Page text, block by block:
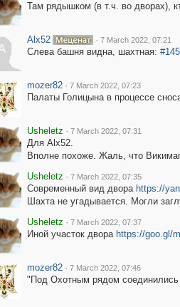
Там рядышком (в т.ч. во дворах),
Alx52 · 7 March 2022, 07:21
Слева башня видна, шахтная:
mozer82 · 7 March 2022, 07:23
Палаты Голицына в процессе
Usheletz · 7 March 2022, 07:31
Для Alx52.
Вполне похоже. Жаль, что
Usheletz · 7 March 2022, 07:35
Современный вид двора https://
Шахта не угадывается. Могли
Usheletz · 7 March 2022, 07:37
Иной участок двора https://goo.gl/
mozer82 · 7 March 2022, 07:46
"Под Охотным рядом